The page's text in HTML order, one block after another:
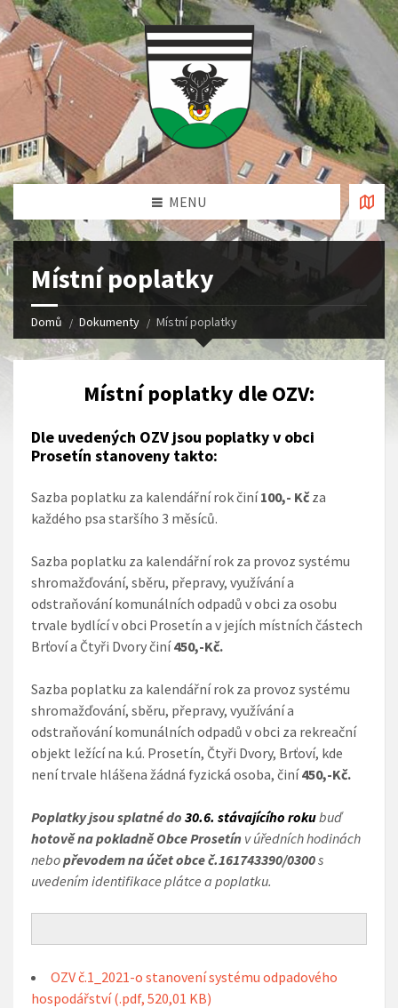
MENU
Místní poplatky
Domů Dokumenty Místní poplatky
Místní poplatky dle OZV:
Dle uvedených OZV jsou poplatky v obci
Prosetín stanoveny takto:
Sazba poplatku za kalendářní rok činí100,- Kčza
každého psa staršího 3 měsíců.
Sazba poplatku za kalendářní rok za provoz systému
shromažďování, sběru, přepravy, využívání a
odstraňování komunálních odpadů v obci za osobu
trvale bydlící v obci Prosetín a v jejích místních částech
Brťoví a Čtyři Dvory činí450,-Kč.
Sazba poplatku za kalendářní rok za provoz systému
shromažďování, sběru, přepravy, využívání a
odstraňování komunálních odpadů v obci za rekreační
objekt ležící na k.ú. Prosetín, Čtyři Dvory, Brťoví, kde
není trvale hlášena žádná fyzická osoba, činí450,-Kč.
Poplatky jsou splatné do 30.6. stávajícího rokubuď
hotově na pokladně Obce Prosetín v úředních hodinách
nebopřevodem na účet obce č.161743390/0300s
uvedením identifikace plátce a poplatku.
OZV č.1_2021-o stanovení systému odpadového
hospodářství(.pdf, 520,01 KB)